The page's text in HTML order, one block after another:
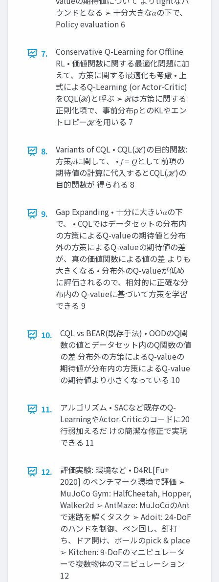
ウンドとなる ➢ 十分大きな𝛼の下で、
Policy evaluation 6
7.
Conservative Q-Learning for Offline
RL • 価値関数に関する最適化問題に加
えて、方策に関する最適化も考慮 • 上
式によるQ-Learning (or Actor-Critic)
をCQL(ℛ)と呼ぶ ➢ ℛは方策に関する
正則化項で、事前分布ρとのKLやエン
トロピーℋを用いる 7
8.
Variants of CQL • CQL(ℋ)の目的関数:
方策𝜇に関して、 • 𝑓 = 𝑄として前項の
期待値の計算に代入するとCQL(ℋ)の
目的関数が 得られる 8
9.
Gap Expanding • 十分に大きい𝛼の下
で、 • CQLではデータセットの分布内
の方策によるQ-valueの期待値と分布
外の方策によるQ-valueの期待値の差
が、真の価値関数による値の差 よりも
大きくなる • 分布外のQ-valueが低め
に評価されるので、相対的に正確な分
布内の Q-valueに基づいて方策を学習
できる 9
10.
CQL vs BEAR(既存手法) • OODのQ関
数の値とデータセット内のQ関数の値
の差 分布外の方策によるQ-valueの
期待値が分布内の方策によるQ-value
の期待値より小さくなっている 10
11.
アルゴリズム • SACなど既存のQ-
LearningやActor-Criticのコードに20
行弱加えるだ けの簡潔な修正で実現
できる 11
12.
評価実験: 環境など • D4RL[Fu+
2020] のベンチマーク環境で評価 ➢
MuJoCo Gym: HalfCheetah, Hopper,
Walker2d ➢ AntMaze: MuJoCoのAnt
で迷路を解くタスク ➢ Adoit: 24-DoF
のハンドを制御、ペン回し、釘打
ち、ドア開け、ボールのpick & place
➢ Kitchen: 9-DoFのマニピュレータ
ーで複数物体のマニピュレーション
12